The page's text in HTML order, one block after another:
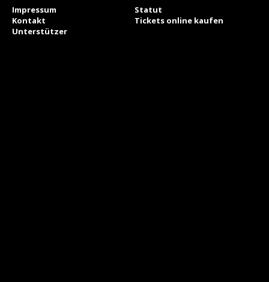
Impressum
Statut
Kontakt
Tickets online kaufen
Unterstützer